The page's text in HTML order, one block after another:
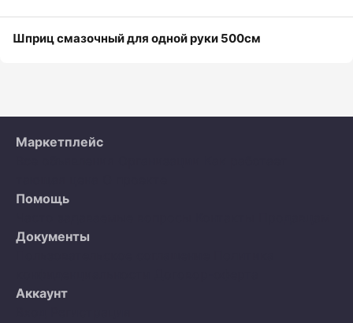
Шприц смазочный для одной руки 500см
Маркетплейс
Помощь
Документы
Аккаунт